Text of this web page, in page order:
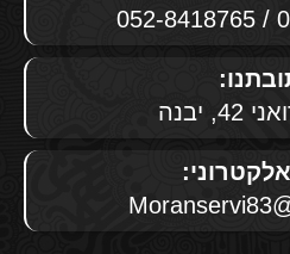
יבנה